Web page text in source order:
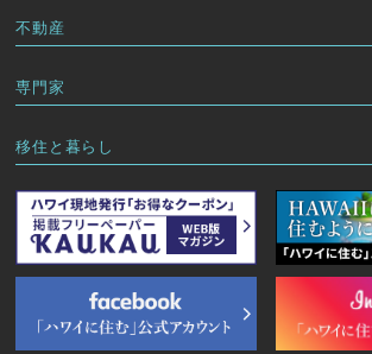
不動産
専門家
移住と暮らし